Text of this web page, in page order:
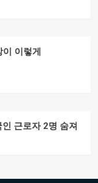
이렇게
근로자 2명 숨져